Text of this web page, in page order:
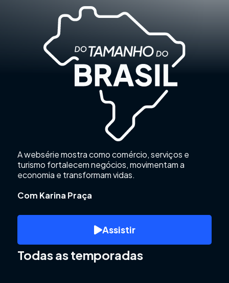
A websérie mostra como comércio, serviços e
turismo fortalecem negócios, movimentam a
economia e transformam vidas.
Com Karina Praça
Assistir
Todas as temporadas